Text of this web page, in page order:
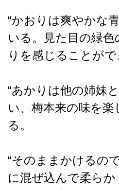
“かおりは爽やかな
いる。見た目の緑
りを感じることがで
“あかりは他の姉妹
い、梅本来の味を楽
る。
“そのままかけるの
に混ぜ込んで柔ら